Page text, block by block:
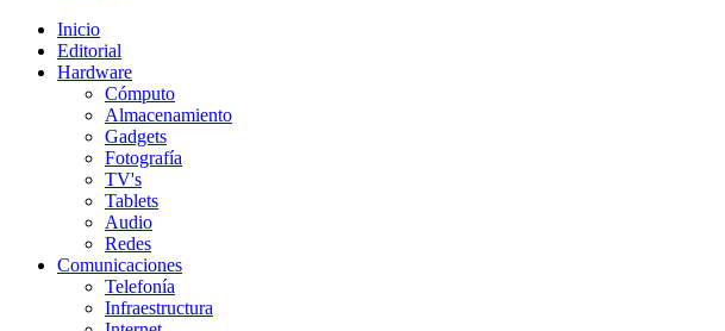
Inicio
Editorial
Hardware
Cómputo
Almacenamiento
Gadgets
Fotografía
TV's
Tablets
Audio
Redes
Comunicaciones
Telefonía
Infraestructura